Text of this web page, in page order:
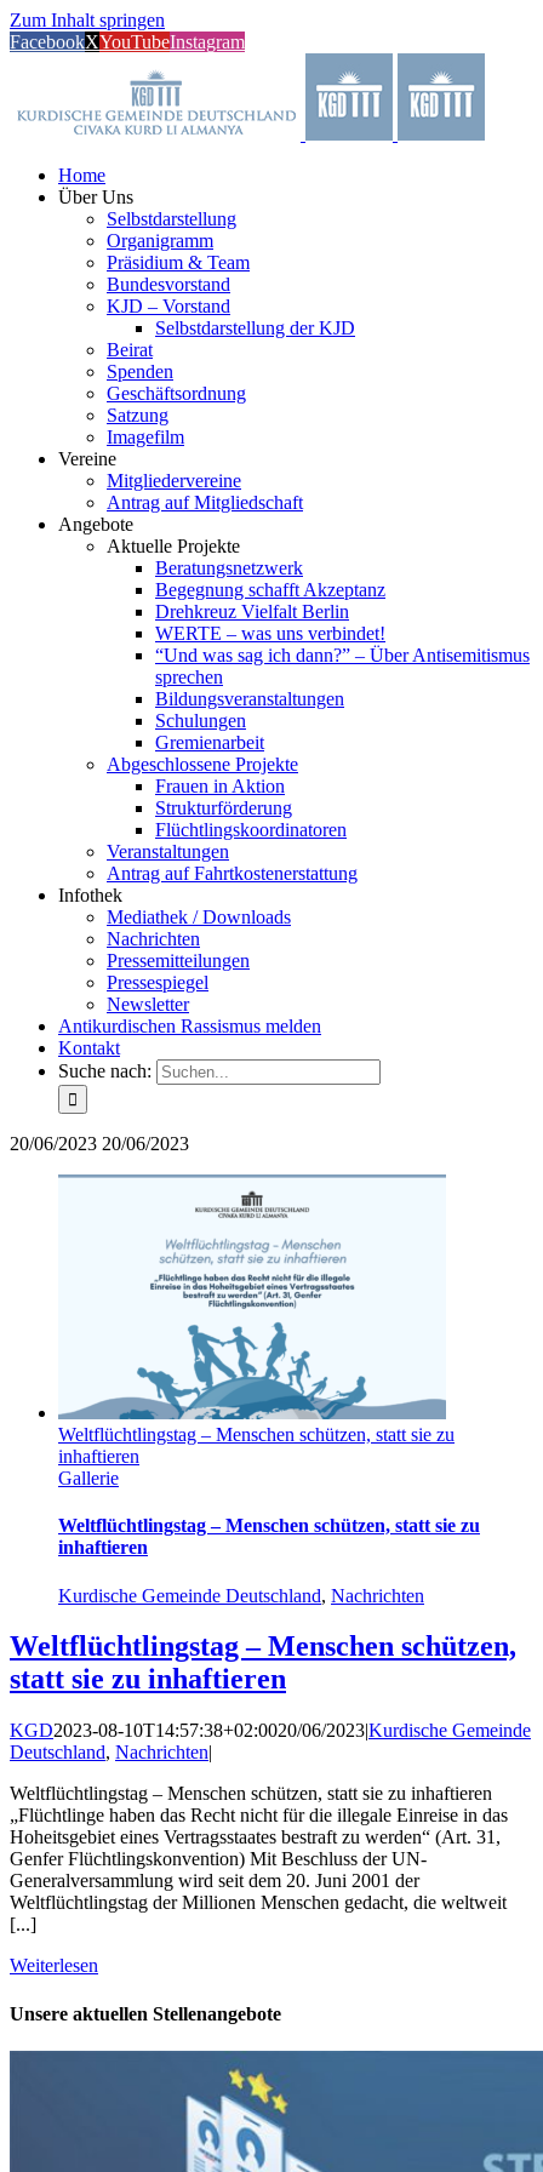
Zum Inhalt springen
FacebookXYouTubeInstagram
Home
Über Uns
Selbstdarstellung
Organigramm
Präsidium & Team
Bundesvorstand
KJD – Vorstand
Selbstdarstellung der KJD
Beirat
Spenden
Geschäftsordnung
Satzung
Imagefilm
Vereine
Mitgliedervereine
Antrag auf Mitgliedschaft
Angebote
Aktuelle Projekte
Beratungsnetzwerk
Begegnung schafft Akzeptanz
Drehkreuz Vielfalt Berlin
WERTE – was uns verbindet!
“Und was sag ich dann?” – Über Antisemitismus
sprechen
Bildungsveranstaltungen
Schulungen
Gremienarbeit
Abgeschlossene Projekte
Frauen in Aktion
Strukturförderung
Flüchtlingskoordinatoren
Veranstaltungen
Antrag auf Fahrtkostenerstattung
Infothek
Mediathek / Downloads
Nachrichten
Pressemitteilungen
Pressespiegel
Newsletter
Antikurdischen Rassismus melden
Kontakt
Suche nach:
20/06/2023 20/06/2023
Weltflüchtlingstag – Menschen schützen, statt sie zu
inhaftieren
Gallerie
Weltflüchtlingstag – Menschen schützen, statt sie zu
inhaftieren
Kurdische Gemeinde Deutschland, Nachrichten
Weltflüchtlingstag – Menschen schützen,
statt sie zu inhaftieren
KGD2023-08-10T14:57:38+02:0020/06/2023|Kurdische Gemeinde
Deutschland, Nachrichten|
Weltflüchtlingstag – Menschen schützen, statt sie zu inhaftieren
„Flüchtlinge haben das Recht nicht für die illegale Einreise in das
Hoheitsgebiet eines Vertragsstaates bestraft zu werden“ (Art. 31,
Genfer Flüchtlingskonvention) Mit Beschluss der UN-
Generalversammlung wird seit dem 20. Juni 2001 der
Weltflüchtlingstag der Millionen Menschen gedacht, die weltweit
[...]
Weiterlesen
Unsere aktuellen Stellenangebote